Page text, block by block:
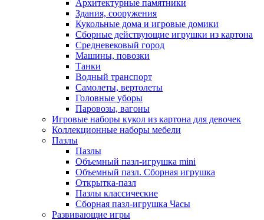
Архитектурные памятники
Здания, сооружения
Кукольные дома и игровые домики
Сборные действующие игрушки из картона
Средневековый город
Машины, повозки
Танки
Водный транспорт
Самолеты, вертолеты
Головные уборы
Паровозы, вагоны
Игровые наборы кукол из картона для девочек
Коллекционные наборы мебели
Пазлы
Пазлы
Объемный пазл-игрушка mini
Объемный пазл. Сборная игрушка
Открытка-пазл
Пазлы классические
Сборная пазл-игрушка Часы
Развивающие игры